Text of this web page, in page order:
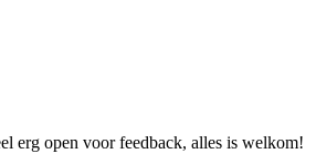
erg open voor feedback, alles is welkom!